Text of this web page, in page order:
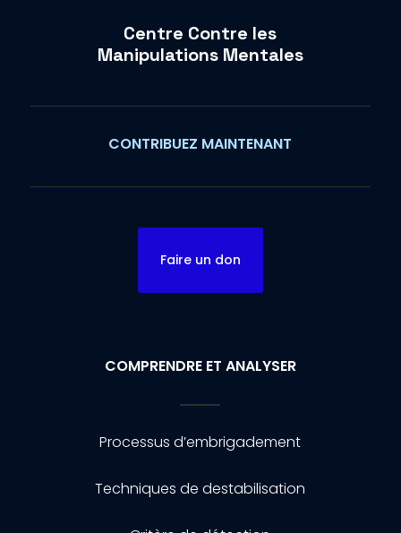
Centre Contre les
Manipulations Mentales
CONTRIBUEZ MAINTENANT
Faire un don
COMPRENDRE ET ANALYSER
Processus d’embrigadement
Techniques de destabilisation